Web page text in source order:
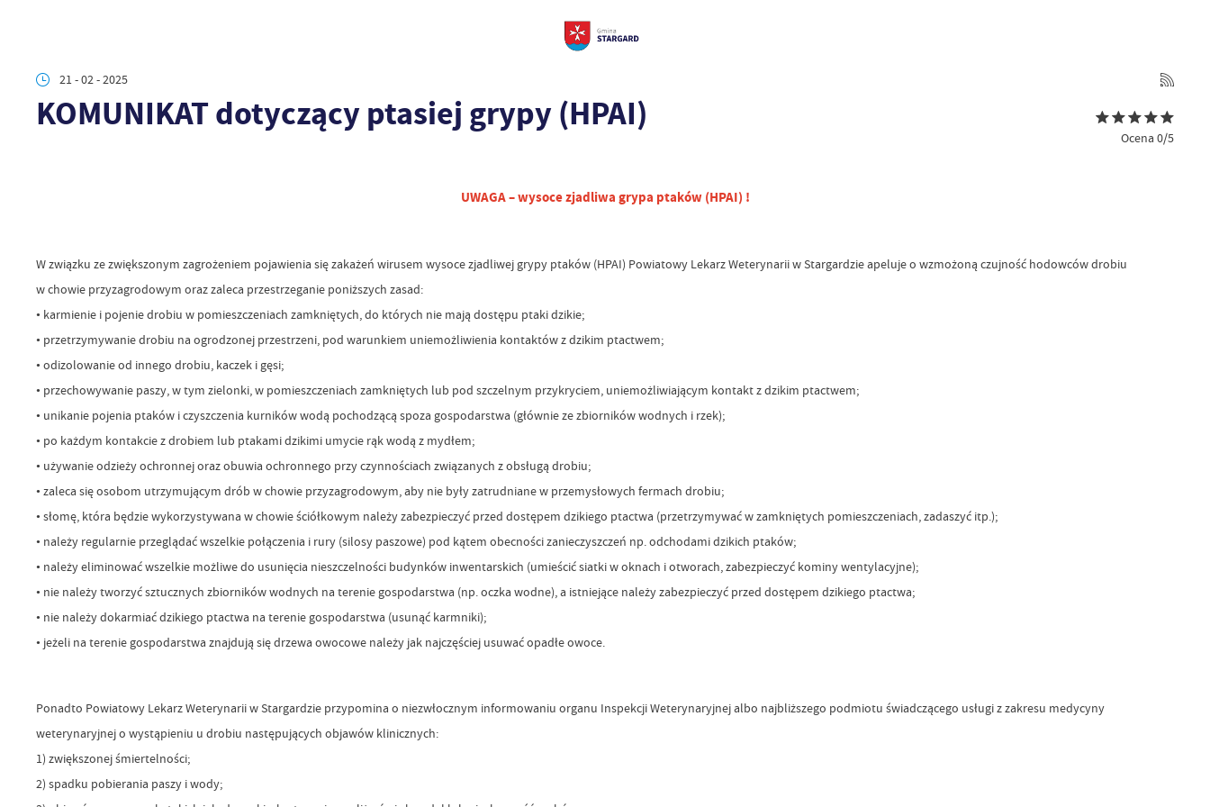
21 - 02 - 2025
KOMUNIKAT dotyczący ptasiej grypy (HPAI)
Ocena 0/5
UWAGA – wysoce zjadliwa grypa ptaków (HPAI) !
W związku ze zwiększonym zagrożeniem pojawienia się zakażeń wirusem wysoce zjadliwej grypy ptaków (HPAI) Powiatowy Lekarz Weterynarii w Stargardzie apeluje o wzmożoną czujność hodowców drobiu
w chowie przyzagrodowym oraz zaleca przestrzeganie poniższych zasad:
• karmienie i pojenie drobiu w pomieszczeniach zamkniętych, do których nie mają dostępu ptaki dzikie;
• przetrzymywanie drobiu na ogrodzonej przestrzeni, pod warunkiem uniemożliwienia kontaktów z dzikim ptactwem;
• odizolowanie od innego drobiu, kaczek i gęsi;
• przechowywanie paszy, w tym zielonki, w pomieszczeniach zamkniętych lub pod szczelnym przykryciem, uniemożliwiającym kontakt z dzikim ptactwem;
• unikanie pojenia ptaków i czyszczenia kurników wodą pochodzącą spoza gospodarstwa (głównie ze zbiorników wodnych i rzek);
• po każdym kontakcie z drobiem lub ptakami dzikimi umycie rąk wodą z mydłem;
• używanie odzieży ochronnej oraz obuwia ochronnego przy czynnościach związanych z obsługą drobiu;
• zaleca się osobom utrzymującym drób w chowie przyzagrodowym, aby nie były zatrudniane w przemysłowych fermach drobiu;
• słomę, która będzie wykorzystywana w chowie ściółkowym należy zabezpieczyć przed dostępem dzikiego ptactwa (przetrzymywać w zamkniętych pomieszczeniach, zadaszyć itp.);
• należy regularnie przeglądać wszelkie połączenia i rury (silosy paszowe) pod kątem obecności zanieczyszczeń np. odchodami dzikich ptaków;
• należy eliminować wszelkie możliwe do usunięcia nieszczelności budynków inwentarskich (umieścić siatki w oknach i otworach, zabezpieczyć kominy wentylacyjne);
• nie należy tworzyć sztucznych zbiorników wodnych na terenie gospodarstwa (np. oczka wodne), a istniejące należy zabezpieczyć przed dostępem dzikiego ptactwa;
• nie należy dokarmiać dzikiego ptactwa na terenie gospodarstwa (usunąć karmniki);
• jeżeli na terenie gospodarstwa znajdują się drzewa owocowe należy jak najczęściej usuwać opadłe owoce.
Ponadto Powiatowy Lekarz Weterynarii w Stargardzie przypomina o niezwłocznym informowaniu organu Inspekcji Weterynaryjnej albo najbliższego podmiotu świadczącego usługi z zakresu medycyny
weterynaryjnej o wystąpieniu u drobiu następujących objawów klinicznych:
1) zwiększonej śmiertelności;
2) spadku pobierania paszy i wody;